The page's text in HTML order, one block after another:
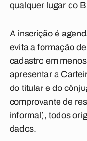
qualquer lugar do
A inscrição é
evita a formação
cadastro em
apresentar a
do titular e do
comprovante de
informal), todos
dados.